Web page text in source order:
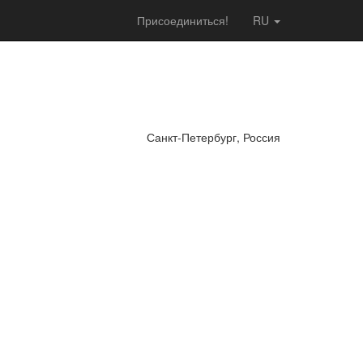
RU
Присоединиться!
Санкт-Петербург, Россия